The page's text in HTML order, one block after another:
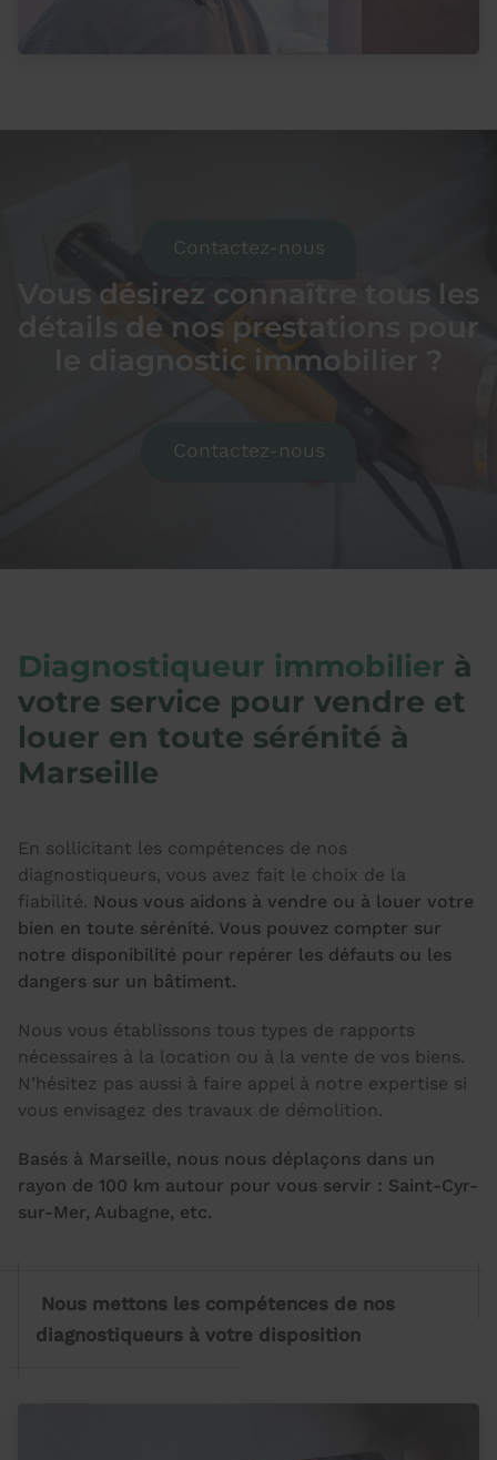
Contactez-nous
Vous désirez connaître tous les
détails de nos prestations pour
le diagnostic immobilier ?
Contactez-nous
Diagnostiqueur immobilier à
votre service pour vendre et
louer en toute sérénité à
Marseille
En sollicitant les compétences de nos
diagnostiqueurs, vous avez fait le choix de la
fiabilité. Nous vous aidons à vendre ou à louer votre
bien en toute sérénité. Vous pouvez compter sur
notre disponibilité pour repérer les défauts ou les
dangers sur un bâtiment.
Nous vous établissons tous types de rapports
nécessaires à la location ou à la vente de vos biens.
N’hésitez pas aussi à faire appel à notre expertise si
vous envisagez des travaux de démolition.
Basés à Marseille, nous nous déplaçons dans un
rayon de 100 km autour pour vous servir : Saint-Cyr-
sur-Mer, Aubagne, etc.
Nous mettons les compétences de nos
diagnostiqueurs à votre disposition